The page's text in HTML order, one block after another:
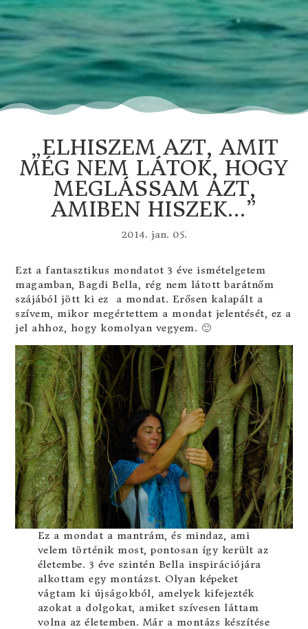
„ELHISZEM AZT, AMIT
MÉG NEM LÁTOK, HOGY
MEGLÁSSAM AZT,
AMIBEN HISZEK…”
2014. jan. 05.
Ezt a fantasztikus mondatot 3 éve ismételgetem
magamban, Bagdi Bella, rég nem látott barátnőm
szájából jött ki ez a mondat. Erősen kalapált a
szívem, mikor megértettem a mondat jelentését, ez a
jel ahhoz, hogy komolyan vegyem. 🙂
Ez a mondat a mantrám, és mindaz, ami
velem történik most, pontosan így került az
életembe. 3 éve szintén Bella inspirációjára
alkottam egy montázst. Olyan képeket
vágtam ki újságokból, amelyek kifejezték
azokat a dolgokat, amiket szívesen láttam
volna az életemben. Már a montázs készítése